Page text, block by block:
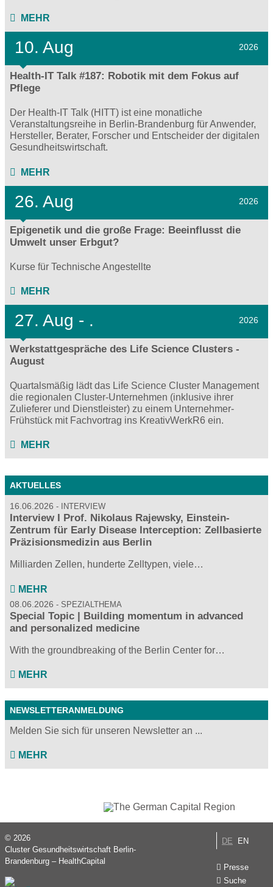
MEHR
10. Aug 2026
Health-IT Talk #187: Robotik mit dem Fokus auf
Pflege
Der Health-IT Talk (HITT) ist eine monatliche
Veranstaltungsreihe in Berlin-Brandenburg für Anwender,
Hersteller, Berater, Forscher und Entscheider der digitalen
Gesundheitswirtschaft.
MEHR
26. Aug 2026
Epigenetik und die große Frage: Beeinflusst die
Umwelt unser Erbgut?
Kurse für Technische Angestellte
MEHR
27. Aug - . 2026
Werkstattgespräche des Life Science Clusters -
August
Quartalsmäßig lädt das Life Science Cluster Management
die regionalen Cluster-Unternehmen (inklusive ihrer
Zulieferer und Dienstleister) zu einem Unternehmer-
Frühstück mit Fachvortrag ins KreativWerkR6 ein.
MEHR
AKTUELLES
16.06.2026 INTERVIEW
Interview I Prof. Nikolaus Rajewsky, Einstein-
Zentrum für Early Disease Interception: Zellbasierte
Präzisionsmedizin aus Berlin
Milliarden Zellen, hunderte Zelltypen, viele…
MEHR
08.06.2026 SPEZIALTHEMA
Special Topic | Building momentum in advanced
and personalized medicine
With the groundbreaking of the Berlin Center for…
MEHR
NEWSLETTERANMELDUNG
Melden Sie sich für unseren Newsletter an ...
MEHR
DE EN
Presse
Suche
© 2026
Cluster Gesundheitswirtschaft Berlin-
Brandenburg – HealthCapital